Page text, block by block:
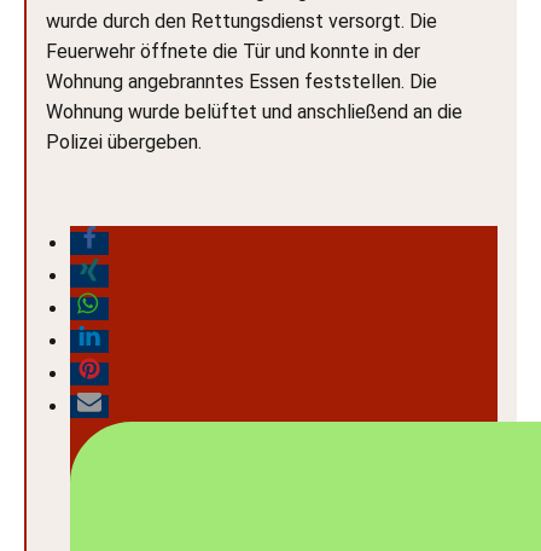
wurde durch den Rettungsdienst versorgt. Die
Feuerwehr öffnete die Tür und konnte in der
Wohnung angebranntes Essen feststellen. Die
Wohnung wurde belüftet und anschließend an die
Polizei übergeben.